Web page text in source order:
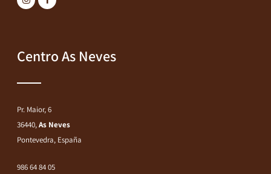
Centro As Neves
Pr. Maior, 6
36440,As Neves
Pontevedra, España
986 64 84 05